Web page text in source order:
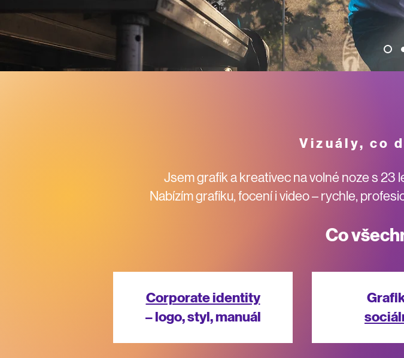
Vizuály, co
Jsem grafik a kreativec na volné noze s
Nabízím grafiku, focení i video – rychle,
Co
Corporate identity
– logo, styl, manuál